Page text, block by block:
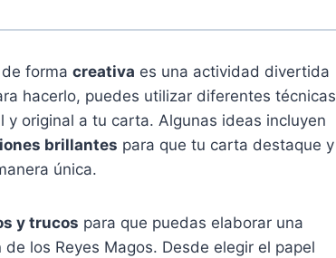
forma creativa es una actividad divertida
hacerlo, puedes utilizar diferentes técnicas
original a tu carta. Algunas ideas incluyen
brillantes para que tu carta destaque y
única.
y trucos para que puedas elaborar una
los Reyes Magos. Desde elegir el papel